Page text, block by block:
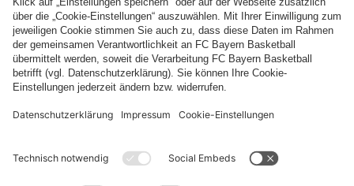
Kinder- und Jugendschutz Hinweisgebersystem FAQ Kontakt
Verträge hier kündigen Cookie-Einstellungen